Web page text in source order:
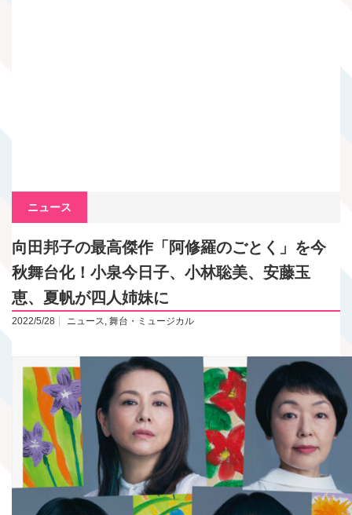
ニュース
向田邦子の最高傑作「阿修羅のごとく」を今
秋舞台化！小泉今日子、小林聡美、安藤玉
恵、夏帆が四人姉妹に
2022/5/28 ニュース, 舞台・ミュージカル